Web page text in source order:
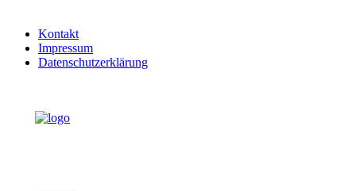
Kontakt
Impressum
Datenschutzerklärung